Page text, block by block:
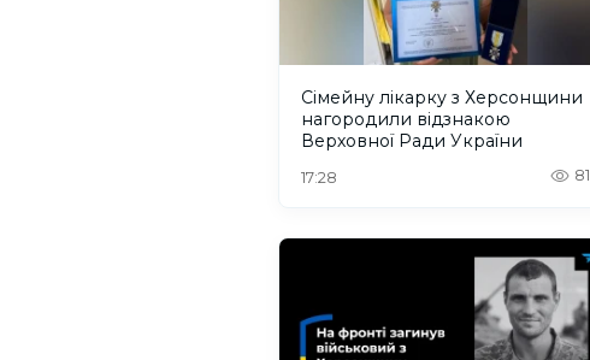
Сімейну лікарку з Херсонщини
нагородили відзнакою
Верховної Ради України
17:28 81